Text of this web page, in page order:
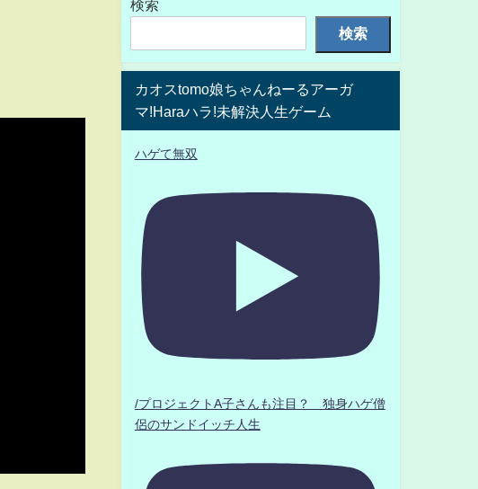
検索
検索
カオスtomo娘ちゃんねーるアーガ
マ!Haraハラ!未解決人生ゲーム
ハゲて無双
/プロジェクトA子さんも注目？ 独身ハゲ僧
侶のサンドイッチ人生